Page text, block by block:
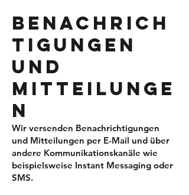
BENACHRICH
TIGUNGEN
UND
MITTEILUNGE
N
Wir versenden Benachrichtigungen
und Mitteilungen per E-Mail und über
andere Kommunikationskanäle wie
beispielsweise Instant Messaging oder
SMS.